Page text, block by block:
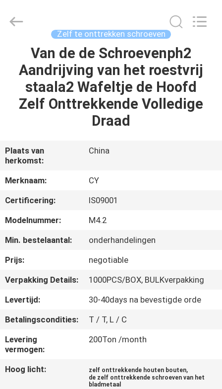
HUIS
PRODUCTEN
FABRIEKSREIS
KWALITEITSCONTROLE
CONTACTEER
ONS
NIEUWS
VERZOEK
OM EEN
CITAAT
SITEMAP
Co,LTD.
Zelf te onttrekken schroeven
Van de de Schroevenph2
Aandrijving van het roestvrij
staala2 Wafeltje de Hoofd
Zelf Onttrekkende Volledige
Draad
Plaats van
herkomst:
China
Merknaam:
CY
Certificering:
IS09001
Modelnummer:
M4.2
Min. bestelaantal:
onderhandelingen
Prijs:
negotiable
Verpakking Details:
1000PCS/BOX, BULKverpakking
Levertijd:
30-40days na bevestigde orde
Betalingscondities:
T / T, L / C
Levering
vermogen:
200Ton /month
Hoog licht: zelf onttrekkende houten bouten,
de zelf onttrekkende schroeven van het
bladmetaal